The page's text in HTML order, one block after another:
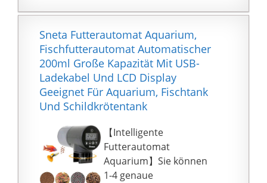
eine
abwechslungsreiche
Ernährung der Fische
sorgt.
🐠 ALLE FISCHE - Im
Gegensatz zu Artemia,
dieser Insektensnack ist
ein perfektes Futter für
alle Zierfische (zum
Beispiel: Skalare,
Cichliden, Betta,
Diskusfische,
Sneta Futterautomat Aquarium,
Fischfutterautomat Automatischer
200ml Große Kapazität Mit USB-
Ladekabel Und LCD Display
Geeignet Für Aquarium, Fischtank
Und Schildkrötentank
【Intelligente
Futterautomat
Aquarium】Sie können
1-4 genaue